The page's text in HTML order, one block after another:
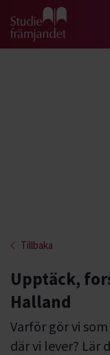
Gå till
Tillbaka
Upptäck,
Halland
Varför gör vi
där vi lever? Lär